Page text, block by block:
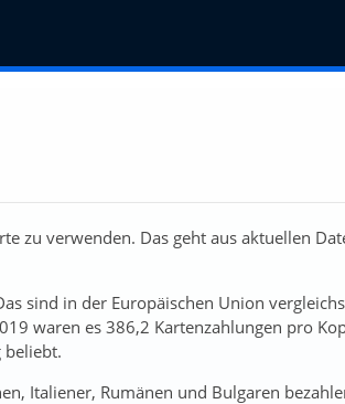
zu verwenden. Das geht aus aktuellen
sind in der Europäischen Union
waren es 386,2 Kartenzahlungen pro
beliebt.
Italiener, Rumänen und Bulgaren